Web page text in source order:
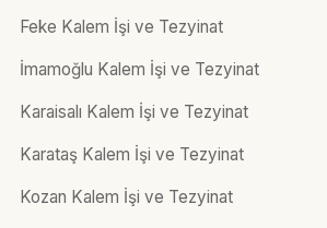
Feke Kalem İşi ve Tezyinat
İmamoğlu Kalem İşi ve Tezyinat
Karaisalı Kalem İşi ve Tezyinat
Karataş Kalem İşi ve Tezyinat
Kozan Kalem İşi ve Tezyinat